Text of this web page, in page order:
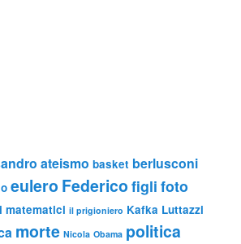
ateismo basket berlusconi
eulero Federico figli foto
matematici il prigioniero Kafka Luttazzi
morte Nicola Obama politica